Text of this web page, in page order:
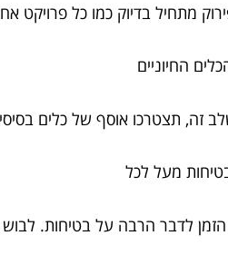
מתחיל בדיוק כמו כל פרויקט
החיוניים
זה, תצטרכו אוסף של כלים
מעל לכל
לדבר הרבה על בטיחות.